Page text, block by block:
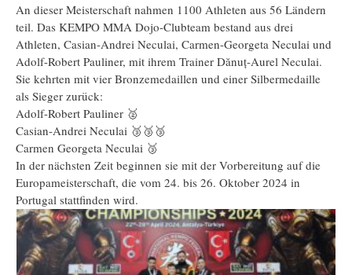
An dieser Meisterschaft nahmen 1100 Athleten aus 56 Ländern
teil. Das KEMPO MMA Dojo-Clubteam bestand aus drei
Athleten, Casian-Andrei Neculai, Carmen-Georgeta Neculai und
Adolf-Robert Pauliner, mit ihrem Trainer Dănuț-Aurel Neculai.
Sie kehrten mit vier Bronzemedaillen und einer Silbermedaille
als Sieger zurück:
Adolf-Robert Pauliner 🥈
Casian-Andrei Neculai 🥉🥉🥉
Carmen Georgeta Neculai 🥉
In der nächsten Zeit beginnen sie mit der Vorbereitung auf die
Europameisterschaft, die vom 24. bis 26. Oktober 2024 in
Portugal stattfinden wird.